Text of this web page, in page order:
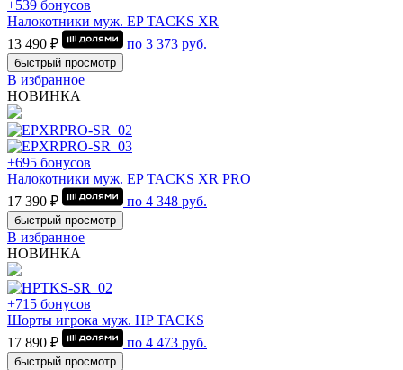
+539 бонусов
Налокотники муж. EP TACKS XR
13 490 ₽
по 3 373 руб.
быстрый просмотр
В избранное
НОВИНКА
+695 бонусов
Налокотники муж. EP TACKS XR PRO
17 390 ₽
по 4 348 руб.
быстрый просмотр
В избранное
НОВИНКА
+715 бонусов
Шорты игрока муж. HP TACKS
17 890 ₽
по 4 473 руб.
быстрый просмотр